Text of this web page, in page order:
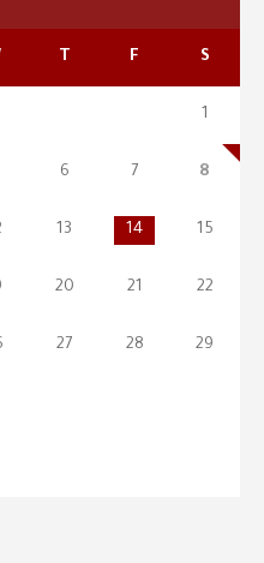
T F S
1
6 7 8
13 14 15
20 21 22
27 28 29